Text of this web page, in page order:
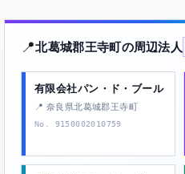
📍北葛城郡王寺町の周辺法人
有限会社パン・ド・ブール
📍 奈良県北葛城郡王寺町
No. 9150002010759